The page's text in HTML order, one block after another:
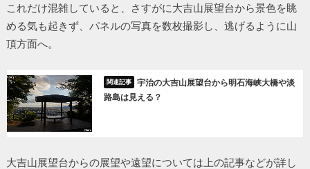
これだけ混雑していると、さすがに大吉山展望台から景色を眺
める気も起きず、パネルの写真を数枚撮影し、逃げるように山
頂方面へ。
宇治の大吉山展望台から明石海峡大橋や淡
路島は見える？
大吉山展望台からの展望や遠望については上の記事などが詳し